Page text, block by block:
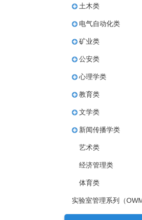
土木类
电气自动化类
矿业类
公安类
心理学类
教育类
文学类
新闻传播学类
艺术类
经济管理类
体育类
实验室管理系列（